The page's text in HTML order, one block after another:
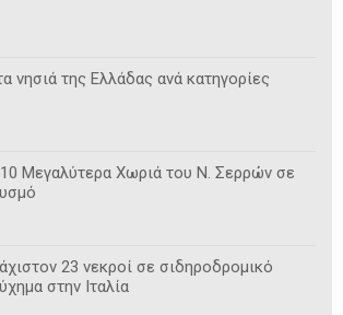
νησιά της Ελλάδας ανά κατηγορίες
Μεγαλύτερα Χωριά του Ν. Σερρών σε
23 νεκροί σε σιδηροδρομικό
στην Ιταλία